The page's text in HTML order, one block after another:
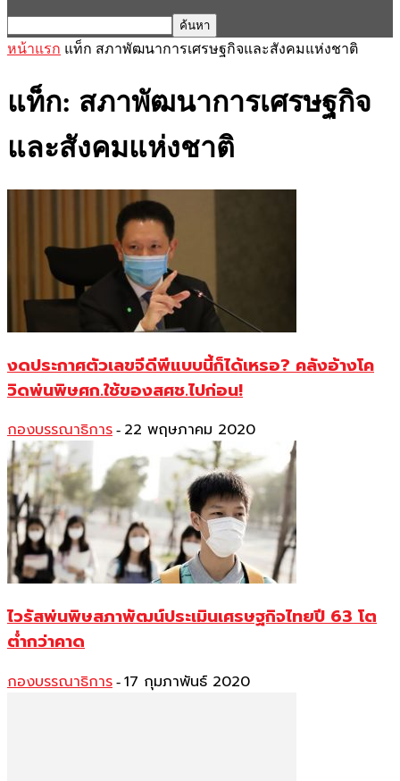
หน้าแรก แท็ก สภาพัฒนาการเศรษฐกิจและสังคมแห่งชาติ
แท็ก: สภาพัฒนาการเศรษฐกิจ
และสังคมแห่งชาติ
งดประกาศตัวเลขจีดีพีแบบนี้ก็ได้เหรอ? คลังอ้างโค
วิดพ่นพิษศก.ใช้ของสศช.ไปก่อน!
กองบรรณาธิการ - 22 พฤษภาคม 2020
ไวรัสพ่นพิษสภาพัฒน์ประเมินเศรษฐกิจไทยปี 63 โต
ต่ำกว่าคาด
กองบรรณาธิการ - 17 กุมภาพันธ์ 2020